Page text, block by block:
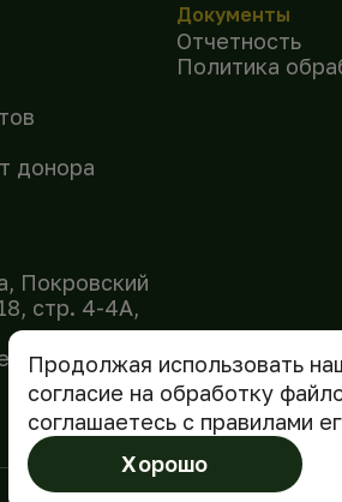
донора
Документы
Отчетность
Политика
Покровский
стр. 4-4А,
Продолжая использовать
согласие на обработку
соглашаетесь с правилами
Хорошо